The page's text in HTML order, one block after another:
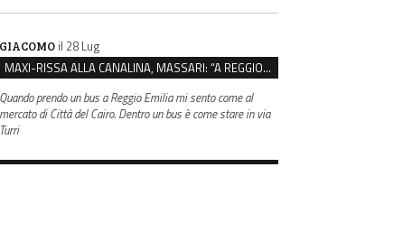
GIACOMO il 28 Lug
MAXI-RISSA ALLA CANALINA, MASSARI: “A REGGIO FATTI COSÌ GRAVI NON DEVONO TROVARE SPAZIO”
Quando prendo un bus a Reggio Emilia mi sento come al
mercato di Città del Cairo. Dentro un bus è come stare in via
Turri